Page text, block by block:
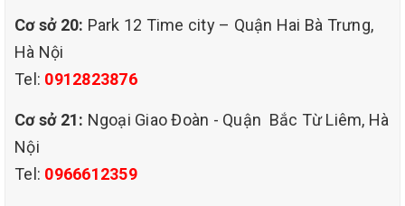
dạng thường từ các nước như Trung Quốc,
Thổ Nhĩ Kỳ, Bỉ…Dịch vụ giặt thảm tại nhà
chúng tôi với nhân viên có kinh nghiệm
hóa chất nhập khẩu sẽ làm các tấm thảm
quý khách sạch hơn với hương thơm lưu lại
Cơ sở 20: Park 12 Time city – Quận Hai Bà Trưng,
Hà Nội
Tel: 0912823876
Cơ sở 21: Ngoại Giao Đoàn - Quận Bắc Từ Liêm, Hà
Nội
Tel: 0966612359